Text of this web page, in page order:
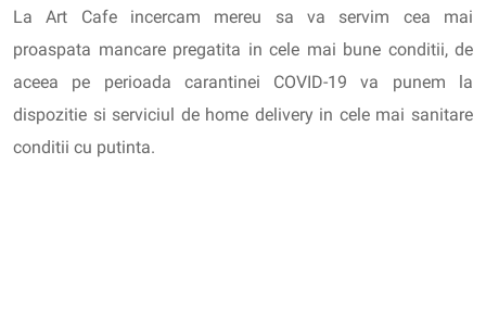
La Art Cafe incercam mereu sa va servim cea mai
proaspata mancare pregatita in cele mai bune conditii, de
aceea pe perioada carantinei COVID-19 va punem la
dispozitie si serviciul de home delivery in cele mai sanitare
conditii cu putinta.